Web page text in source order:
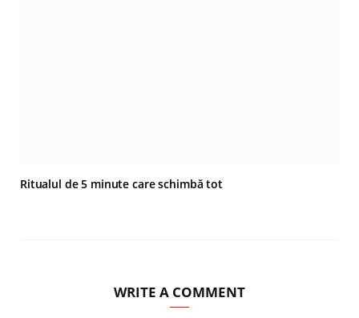
Ritualul de 5 minute care schimbă tot
WRITE A COMMENT